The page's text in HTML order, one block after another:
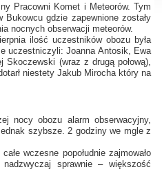
Pracowni Komet i Meteorów. Tym
gdzie zapewnione zostały
nocnych obserwacji meteorów.
ilość uczestników obozu była
uczestniczyli: Joanna Antosik, Ewa
(wraz z drugą połową),
niestety Jakub Mirocha który na
nocy obozu alarm obserwacyjny,
szybsze. 2 godziny we mgle z
wczesne popołudnie zajmowało
sprawnie – większość